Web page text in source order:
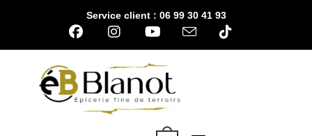
Service client : 06 99 30 41 93